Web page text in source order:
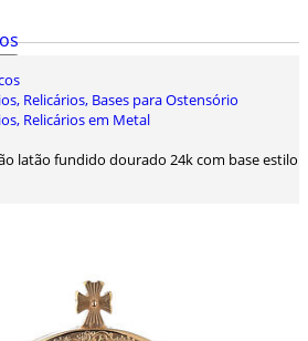
Relicários, Bases para Ostensório
Relicários em Metal